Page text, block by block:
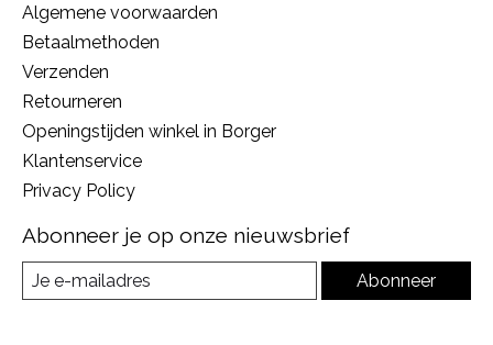
Algemene voorwaarden
Betaalmethoden
Verzenden
Retourneren
Openingstijden winkel in Borger
Klantenservice
Privacy Policy
Abonneer je op onze nieuwsbrief
Abonneer